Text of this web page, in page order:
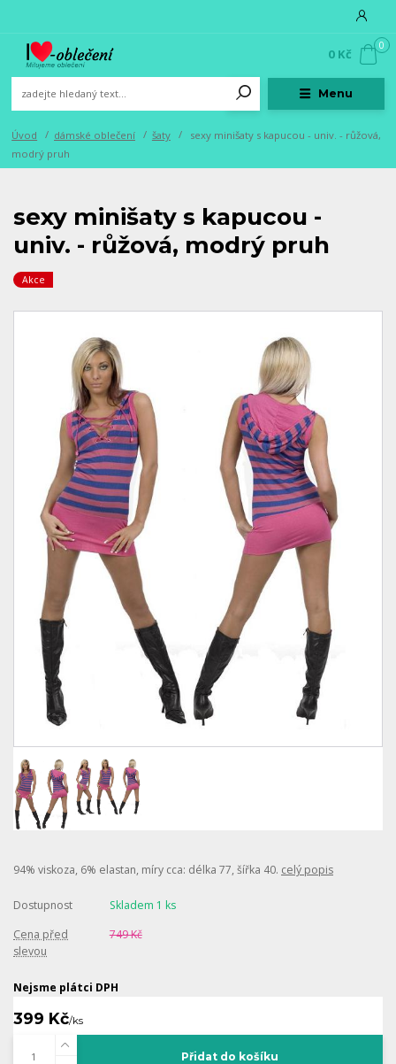
Menu
0
0 Kč
Úvod dámské oblečení šaty
sexy minišaty s kapucou - univ. - růžová,
modrý pruh
sexy minišaty s kapucou -
univ. - růžová, modrý pruh
Akce
94% viskoza, 6% elastan, míry cca: délka 77, šířka 40. celý popis
Dostupnost
Skladem 1 ks
Cena před
slevou
749 Kč
Nejsme plátci DPH
399 Kč/ks
Přidat do košíku